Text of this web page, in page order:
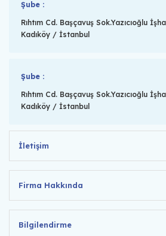
Şube :
Rıhtım Cd. Başçavuş Sok.Yazıcıoğlu
Kadıköy / İstanbul
Şube :
Rıhtım Cd. Başçavuş Sok.Yazıcıoğlu
Kadıköy / İstanbul
İletişim
Firma Hakkında
Bilgilendirme